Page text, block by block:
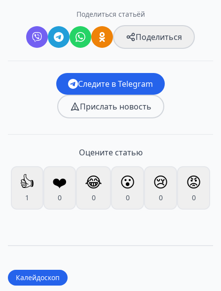
Поделиться статьёй
Поделиться
Следите в Telegram
Прислать новость
Оцените статью
👍
1
❤️
0
😂
0
😮
0
😢
0
😡
0
Калейдоскоп